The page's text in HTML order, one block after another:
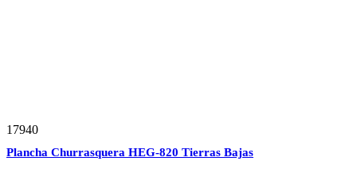
17940
Plancha Churrasquera HEG-820 Tierras Bajas